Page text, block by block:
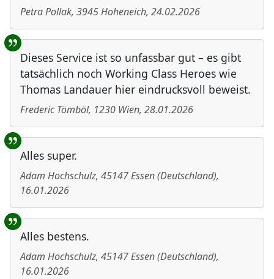
Petra Pollak, 3945Hoheneich, 24.02.2026
Dieses Service ist so unfassbar gut – es gibt
tatsächlich noch Working Class Heroes wie
Thomas Landauer hier eindrucksvoll beweist.
Frederic Tömböl, 1230 Wien, 28.01.2026
Alles super.
Adam Hochschulz, 45147Essen(Deutschland),
16.01.2026
Alles bestens.
Adam Hochschulz, 45147Essen(Deutschland),
16.01.2026